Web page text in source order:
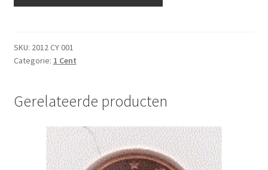
UNC
aantal
SKU: 2012 CY 001
Categorie: 1 Cent
Gerelateerde producten